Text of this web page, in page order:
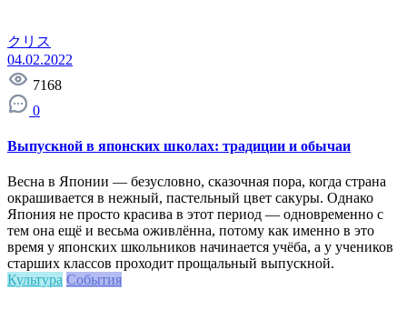
クリス
04.02.2022
7168
0
Выпускной в японских школах: традиции и обычаи
Весна в Японии — безусловно, сказочная пора, когда страна
окрашивается в нежный, пастельный цвет сакуры. Однако
Япония не просто красива в этот период — одновременно с
тем она ещё и весьма оживлённа, потому как именно в это
время у японских школьников начинается учёба, а у учеников
старших классов проходит прощальный выпускной.
Культура События